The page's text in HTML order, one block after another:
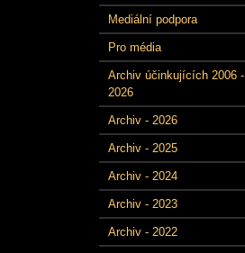
Mediální podpora
Pro média
Archiv účinkujících 2006 -
2026
Archiv - 2026
Archiv - 2025
Archiv - 2024
Archiv - 2023
Archiv - 2022